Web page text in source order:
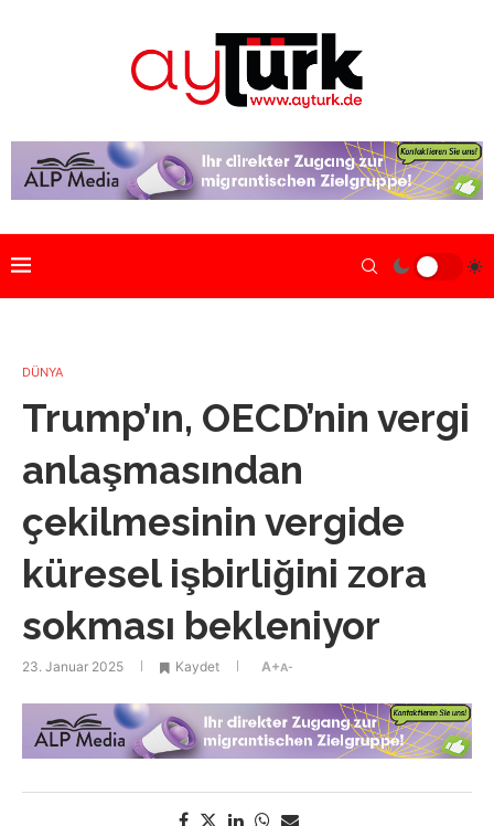
DÜNYA
Trump’ın, OECD’nin vergi
anlaşmasından
çekilmesinin vergide
küresel işbirliğini zora
sokması bekleniyor
23. Januar 2025 Kaydet A+A-